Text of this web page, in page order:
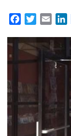
FacebookTwitterEmail